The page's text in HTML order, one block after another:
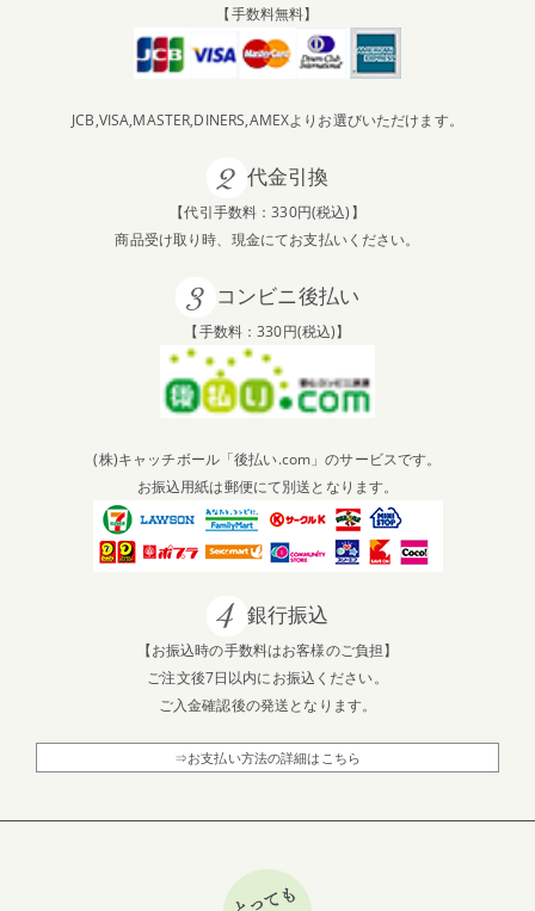
【手数料無料】
JCB,VISA,MASTER,DINERS,AMEXよりお選びいただけます。
代金引換
【代引手数料：330円(税込)】
商品受け取り時、現金にてお支払いください。
コンビニ後払い
【手数料：330円(税込)】
(株)キャッチボール「後払い.com」のサービスです。
お振込用紙は郵便にて別送となります。
銀行振込
【お振込時の手数料はお客様のご負担】
ご注文後7日以内にお振込ください。
ご入金確認後の発送となります。
⇒お支払い方法の詳細はこちら